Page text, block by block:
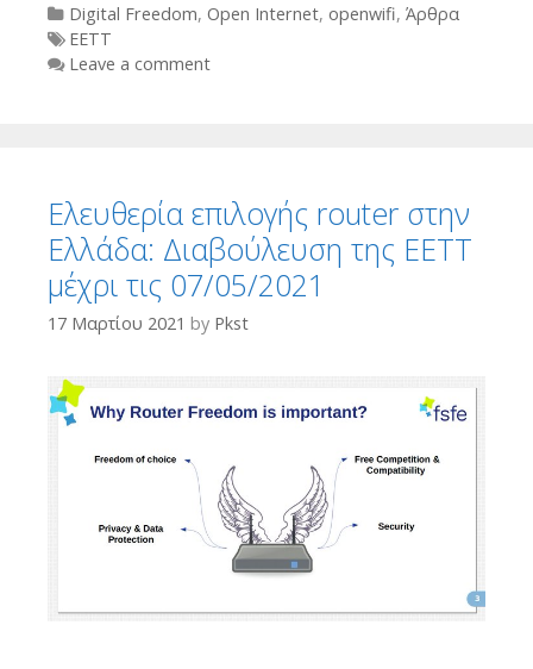
Categories
Digital Freedom, Open Internet, openwifi, Άρθρα
Tags
ΕΕΤΤ
Leave a comment
Ελευθερία επιλογής router στην
Ελλάδα: Διαβούλευση της ΕΕΤΤ
μέχρι τις 07/05/2021
17 Μαρτίου 2021 by Pkst